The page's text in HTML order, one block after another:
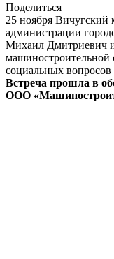
Поделиться
25 ноября Вичугский
администрации
Михаил Дмитриевич и
машиностроительной
социальных вопросов
Встреча прошла в
ООО